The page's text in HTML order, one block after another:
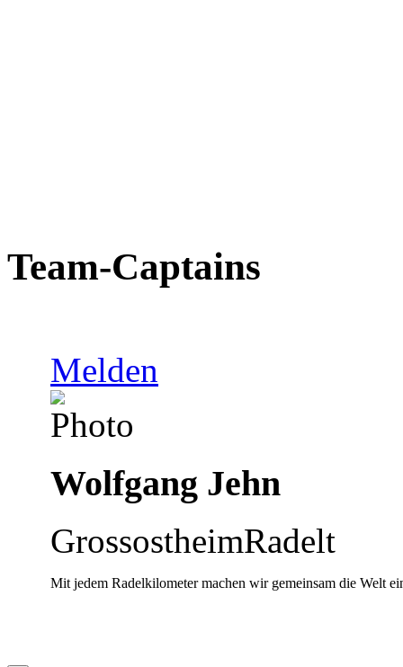
Team-Captains
Melden
Wolfgang Jehn
GrossostheimRadelt
Mit jedem Radelkilometer machen wir gemeinsam die Welt